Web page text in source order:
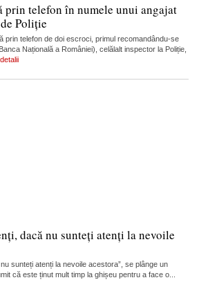
prin telefon în numele unui angajat
Poliție
prin telefon de doi escroci, primul recomandându-se
Națională a României), celălalt inspector la Poliție,
detalii
dacă nu sunteți atenți la nevoile
sunteți atenți la nevoile acestora”, se plânge un
că este ținut mult timp la ghișeu pentru a face o...